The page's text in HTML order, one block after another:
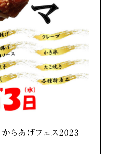
らあげフェス2023